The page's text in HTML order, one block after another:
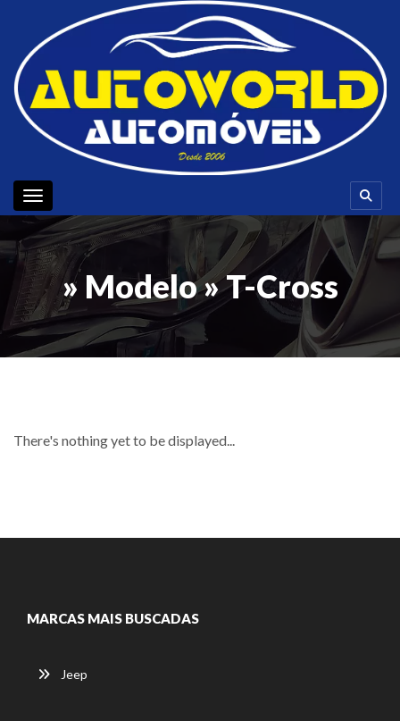
Toggle navigation
» Modelo » T-Cross
There's nothing yet to be displayed...
MARCAS MAIS BUSCADAS
Jeep